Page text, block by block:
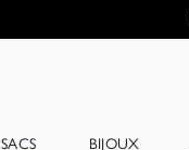
SACS BIJOUX